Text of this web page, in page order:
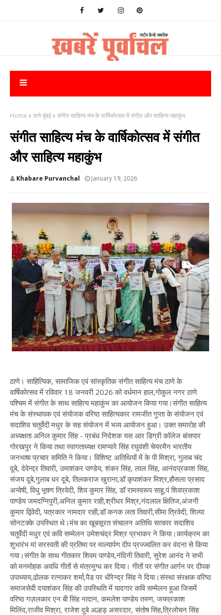
Home ठाणे मुंबई संगीत साहित्य मंच के वार्षिकोत्सव में संगीत और साहित्य महाकुंभ
संगीत साहित्य मंच के वार्षिकोत्सव में संगीत
और साहित्य महाकुंभ
Khabare Purvanchal January 19, 2026
ठाणे। साहित्यिक, सामाजिक एवं सांस्कृतिक संगीत साहित्य मंच ठाणे के
वार्षिकोत्सव में रविवार 18 जनवरी 2026 को वर्धमान हाल,गोकुल नगर ठाणे
पश्चिम में संगीत के साथ साहित्य महाकुंभ का आयोजन किया गया।संगीत साहित्य
मंच के संस्थापक एवं संयोजक वरिष्ठ साहित्यकार रामजीत गुप्ता के संयोजन एवं
सदाशिव चतुर्वेदी मधुर के सह संयोजन में भव्य आयोजन हुआ। उक्त समारोह की
अध्यक्षता अनिल कुमार सिंह - प्रबंध निदेशक यस आर डिग्री कॉलेज बांसपार
गोरखपुर ने किया तथा स्वागताध्यक्ष रामप्यारे सिंह रघुवंशी चेयरमैन भारतीय
जनभाषा प्रचार समिति ने किया। विशिष्ट अतिथियों में के पी मिश्रा, गुलाब चंद
दूबे, देवेन्द्र तिवारी, उमाशंकर पाण्डेय, शंकर सिंह, लाल सिंह, आनंदप्रकाश सिंह,
संजय दूबे,गुलाब धर दूबे, तिलकराज खुराना,डॉ कृपाशंकर मिश्र,हौसला प्रसाद
अन्वेषी, विधु भूषण त्रिवेदी, शिव कुमार सिंह, डॉ रामस्वरूप साहू,पं शिवप्रकाश
पाण्डेय जमदग्निपुरी,अनिल कुमार राही,श्रीधर मिश्र,नंदलाल क्षितिज,अंजनी
कुमार द्विवेदी, पत्रकार नामदार राही,डॉ कनक लता तिवारी,सीमा त्रिवेदी, शिल्पा
सोनटक्के उपस्थित थे।मंच का खूबसूरत संचालन अतिथि सत्कार सदाशिव
चतुर्वेदी मधुर एवं कवि सम्मेलन उमेशचंद्र मिश्र प्रभाकर ने किया।कार्यक्रम का
शुभारंभ मां सरस्वती की प्रतिमा पर माल्यार्पण दीप प्रज्ज्वलित कर वंदना से किया
गया।संगीत के साथ गीतकार शिवम पाण्डेय,नंदिनी तिवारी, सुरेश आनंद ने सभी
को मनमोहक अवधि गीतों से मंत्रमुग्ध कर दिया। गीतों पर संगीत आर्गन पर दीपक
उपाध्याय,ढोलक रत्नाकर शर्मा,पैड पर धीरेन्द्र सिंह ने दिया।संस्था संरक्षक वरिष्ठ
समाजसेवी दयाशंकर सिंह की उपस्थिति में यादगार कवि सम्मेलन हुआ जिसमें
वरिष्ठ गज़लकार एन बी सिंह नादान, कमलेश पाण्डेय तरुण, जयप्रकाश
मिलिंद,राजीव मिश्रा, राजेश दुबे अल्हड़ असरदार, संतोष सिंह,त्रिलोचन सिंह